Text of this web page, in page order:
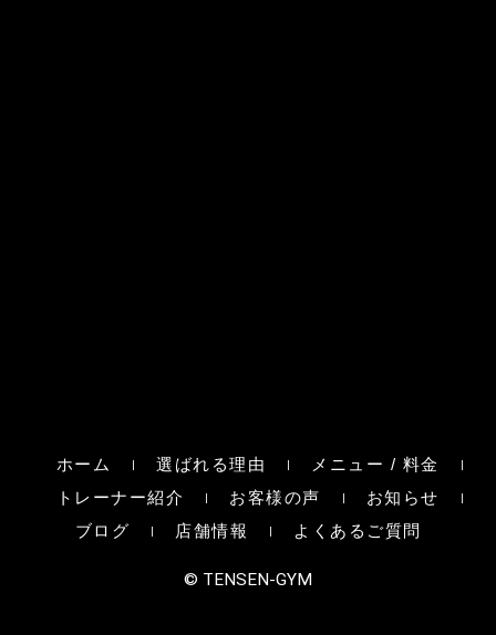
ホーム 選ばれる理由
メニュー / 料金
トレーナー紹介
お客様の声
お知らせ
ブログ
店舗情報 よくあるご質問
© TENSEN-GYM